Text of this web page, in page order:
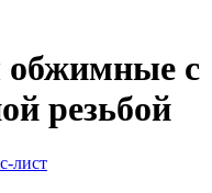
с
резьбой
лист